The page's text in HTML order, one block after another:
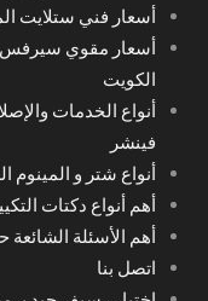
أسعار فني ستلايت
أسعار مقوي سيرفس
الكويت
أنواع الخدمات
فينشر
أنواع شتر و
أهم أنواع دكتات
أهم الأسئلة
اتصل بنا